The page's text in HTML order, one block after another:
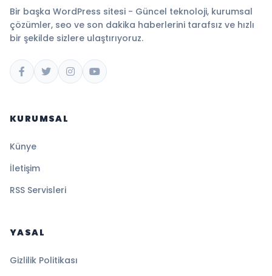
Bir başka WordPress sitesi - Güncel teknoloji, kurumsal
çözümler, seo ve son dakika haberlerini tarafsız ve hızlı
bir şekilde sizlere ulaştırıyoruz.
KURUMSAL
Künye
İletişim
RSS Servisleri
YASAL
Gizlilik Politikası